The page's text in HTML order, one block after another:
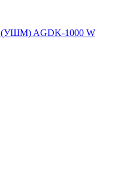
(УШМ) AGDK-1000 W